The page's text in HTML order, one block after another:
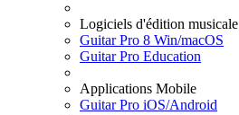
Logiciels d'édition musicale
Guitar Pro 8 Win/macOS
Guitar Pro Education
Applications Mobile
Guitar Pro iOS/Android